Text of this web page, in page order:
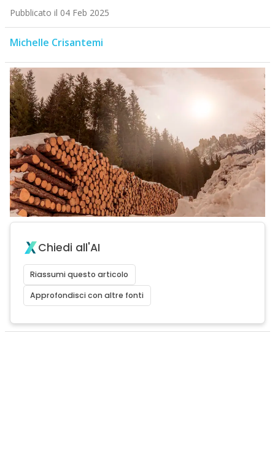
Pubblicato il 04 Feb 2025
Michelle Crisantemi
Chiedi all'AI
Riassumi questo articolo
Approfondisci con altre fonti